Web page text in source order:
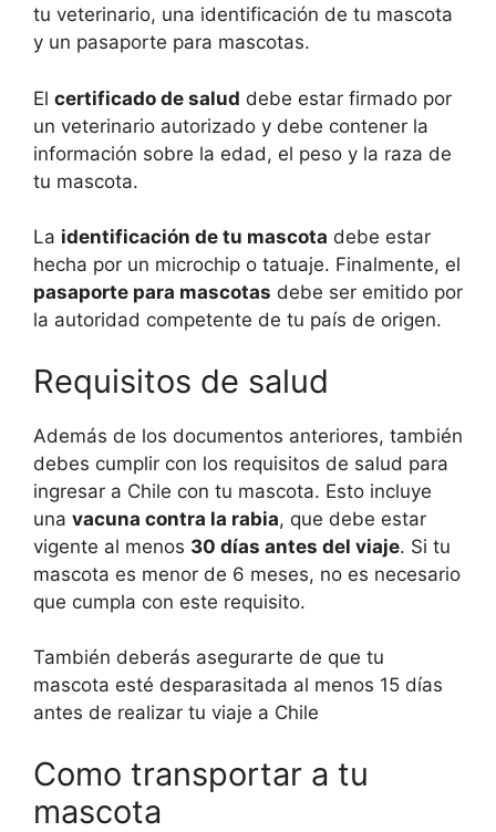
tu veterinario, una identificación de tu mascota
y un pasaporte para mascotas.
El certificado de salud debe estar firmado por
un veterinario autorizado y debe contener la
información sobre la edad, el peso y la raza de
tu mascota.
La identificación de tu mascota debe estar
hecha por un microchip o tatuaje. Finalmente, el
pasaporte para mascotas debe ser emitido por
la autoridad competente de tu país de origen.
Requisitos de salud
Además de los documentos anteriores, también
debes cumplir con los requisitos de salud para
ingresar a Chile con tu mascota. Esto incluye
una vacuna contra la rabia, que debe estar
vigente al menos 30 días antes del viaje. Si tu
mascota es menor de 6 meses, no es necesario
que cumpla con este requisito.
También deberás asegurarte de que tu
mascota esté desparasitada al menos 15 días
antes de realizar tu viaje a Chile
Como transportar a tu
mascota